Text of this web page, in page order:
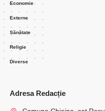
Economie
Externe
Sănătate
Religie
Diverse
Adresa Redacție